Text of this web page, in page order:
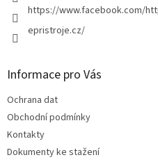
https://www.facebook.com/
epristroje.cz/
Informace pro Vás
Ochrana dat
Obchodní podmínky
Kontakty
Dokumenty ke stažení